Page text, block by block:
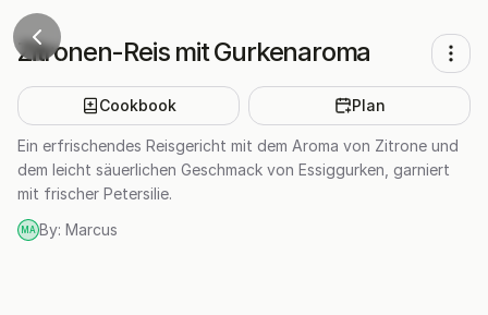
Zitronen-Reis mit Gurkenaroma
Cookbook Plan
Ein erfrischendes Reisgericht mit dem Aroma von Zitrone und
dem leicht säuerlichen Geschmack von Essiggurken, garniert
mit frischer Petersilie.
MA By: Marcus